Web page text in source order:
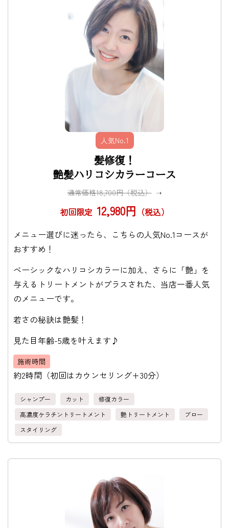
人気No.1
髪修復！
艶髪ハリコシカラーコース
通常価格18,700円（税込） ➝
初回限定 12,980円 （税込）
メニュー選びに迷ったら、こちらの人気No.1コースが
おすすめ！
ベーシックなハリコシカラーに加え、さらに「艶」を
与えるトリートメントがプラスされた、当店一番人気
のメニューです。
若さの秘訣は艶髪！
見た目年齢-5歳を叶えます♪
施術時間
約2時間（初回はカウンセリング+30分）
シャンプー カット
修復カラー
高濃度ケラチントリートメント
艶トリートメント
ブロー
スタイリング